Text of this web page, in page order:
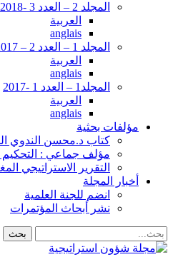
المجلد 2 – العدد 3 -2018
العربية
anglais
المجلد 1 – العدد 2 – 2017
العربية
anglais
المجلد1 – العدد 1 -2017
العربية
anglais
مؤلفات بحثية
كتاب د.محسن الندوي
مؤلف جماعي : التحكيم
التقرير الاستراتيجي المغربي
أخبار المجلة
انضم للجنة العلمية
نشر أبحاث المؤتمرات